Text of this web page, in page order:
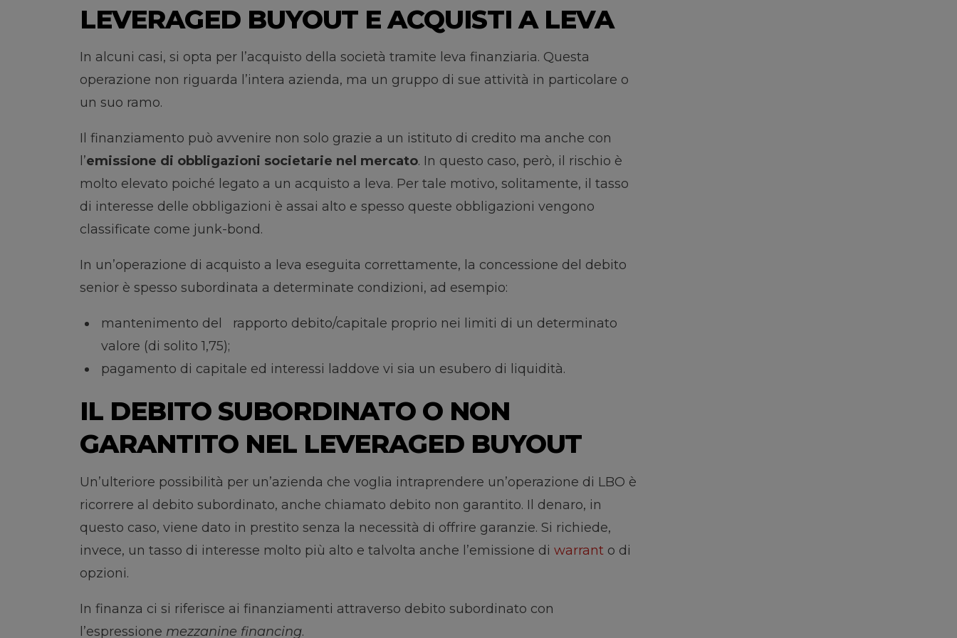
LEVERAGED BUYOUT E ACQUISTI A LEVA
In alcuni casi, si opta per l’acquisto della società tramite leva finanziaria. Questa
operazione non riguarda l’intera azienda, ma un gruppo di sue attività in particolare o
un suo ramo.
Il finanziamento può avvenire non solo grazie a un istituto di credito ma anche con
l’emissione di obbligazioni societarie nel mercato. In questo caso, però, il rischio è
molto elevato poiché legato a un acquisto a leva. Per tale motivo, solitamente, il tasso
di interesse delle obbligazioni è assai alto e spesso queste obbligazioni vengono
classificate come junk-bond.
In un’operazione di acquisto a leva eseguita correttamente, la concessione del debito
senior è spesso subordinata a determinate condizioni, ad esempio:
mantenimento del rapporto debito/capitale proprio nei limiti di un determinato
valore (di solito 1,75);
pagamento di capitale ed interessi laddove vi sia un esubero di liquidità.
IL DEBITO SUBORDINATO O NON
GARANTITO NEL LEVERAGED BUYOUT
Un’ulteriore possibilità per un’azienda che voglia intraprendere un’operazione di LBO è
ricorrere al debito subordinato, anche chiamato debito non garantito. Il denaro, in
questo caso, viene dato in prestito senza la necessità di offrire garanzie. Si richiede,
invece, un tasso di interesse molto più alto e talvolta anche l’emissione di warrant o di
opzioni.
In finanza ci si riferisce ai finanziamenti attraverso debito subordinato con
l’espressione mezzanine financing.